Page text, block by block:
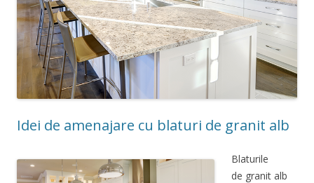
Idei de amenajare cu blaturi de granit alb
Blaturile
de granit alb